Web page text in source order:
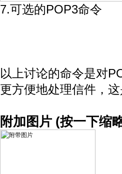
7.可选的POP3命令
以上讨论的命令是对
更方便地处理信件，
附加图片 (按一下缩